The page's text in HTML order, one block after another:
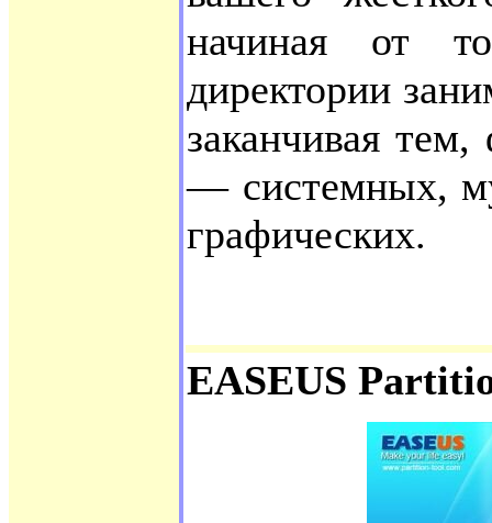
начиная от
директории
заканчивая
— системных,
графических.
EASEUS